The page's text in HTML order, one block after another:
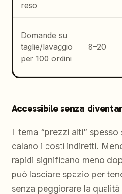
reso
Domande su
taglie/lavaggio
per 100 ordini
8–20
Accessibile senza
Il tema “prezzi alti”
calano i costi indiretti.
rapidi significano meno
può lasciare spazio per
senza peggiorare la